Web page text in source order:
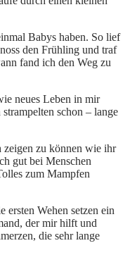
Babys haben. So lief
den Frühling und traf
fand ich den Weg zu
neues Leben in mir
schon – lange
zeigen zu können wie ihr
gut bei Menschen
zum Mampfen
ersten Wehen setzen ein
der mir hilft und
die sehr lange